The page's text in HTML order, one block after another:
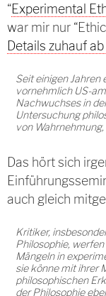
“Experimental
war mir nur
Details zuhauf ab
Seit einigen Jahren
vornehmlich US-
Nachwuchses in
Untersuchung
von
Das hört sich
auch gleich
Kritiker,
Philosophie,
Mängeln in
sie könne mit ihrer
philosophischen
der Philosophie